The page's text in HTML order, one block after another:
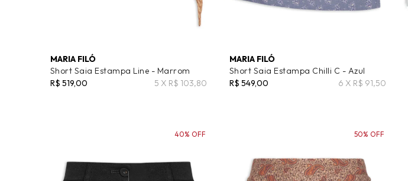
MARIA FILÓ
Short Saia Estampa Line - Marrom
R$ 519,00
5 X R$ 103,80
MARIA FILÓ
Short Saia Estampa Chilli C - Azul
R$ 549,00
6 X R$ 91,50
40% OFF 50% OFF